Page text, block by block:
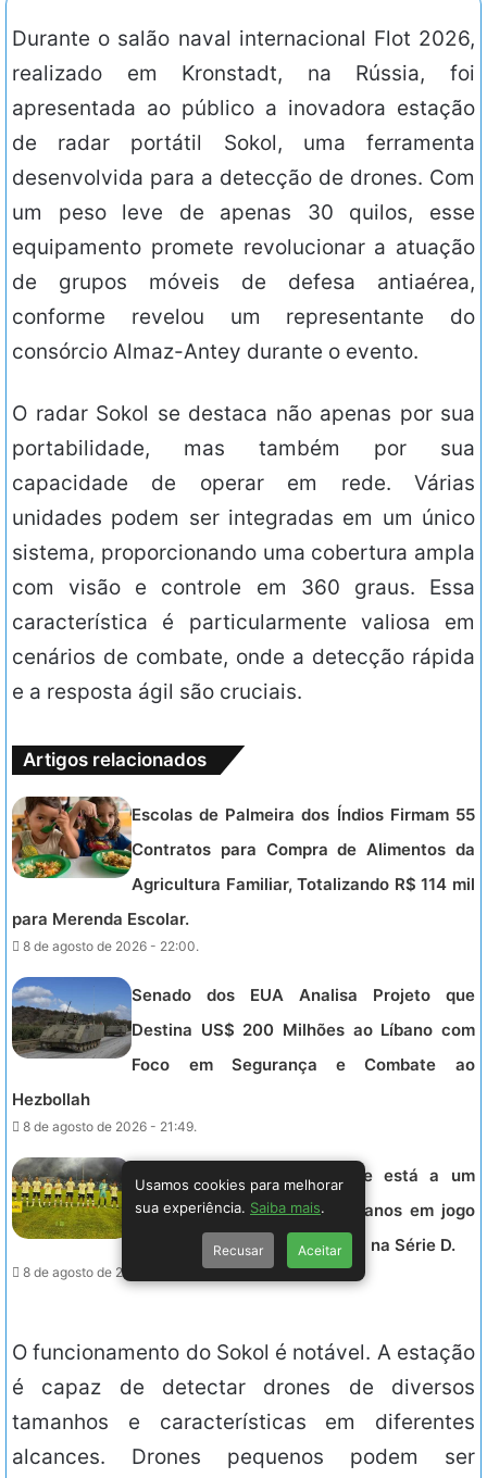
Durante o salão naval internacional Flot 2026,
realizado em Kronstadt, na Rússia, foi
apresentada ao público a inovadora estação
de radar portátil Sokol, uma ferramenta
desenvolvida para a detecção de drones. Com
um peso leve de apenas 30 quilos, esse
equipamento promete revolucionar a atuação
de grupos móveis de defesa antiaérea,
conforme revelou um representante do
consórcio Almaz-Antey durante o evento.
O radar Sokol se destaca não apenas por sua
portabilidade, mas também por sua
capacidade de operar em rede. Várias
unidades podem ser integradas em um único
sistema, proporcionando uma cobertura ampla
com visão e controle em 360 graus. Essa
característica é particularmente valiosa em
cenários de combate, onde a detecção rápida
e a resposta ágil são cruciais.
Artigos relacionados
Escolas de Palmeira dos Índios Firmam 55
Contratos para Compra de Alimentos da
Agricultura Familiar, Totalizando R$ 114 mil
para Merenda Escolar.
8 de agosto de 2026 - 22:00.
Senado dos EUA Analisa Projeto que
Destina US$ 200 Milhões ao Líbano com
Foco em Segurança e Combate ao
Hezbollah
8 de agosto de 2026 - 21:49.
ASA avança com empate e está a um
passo da Série C após dez anos em jogo
equilibrado contra o Goiatuba na Série D.
8 de agosto de 2026 - 21:49.
O funcionamento do Sokol é notável. A estação
é capaz de detectar drones de diversos
tamanhos e características em diferentes
alcances. Drones pequenos podem ser
Usamos cookies para melhorar
sua experiência. Saiba mais.
Recusar Aceitar